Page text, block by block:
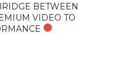
BETWEEN
VIDEO TO